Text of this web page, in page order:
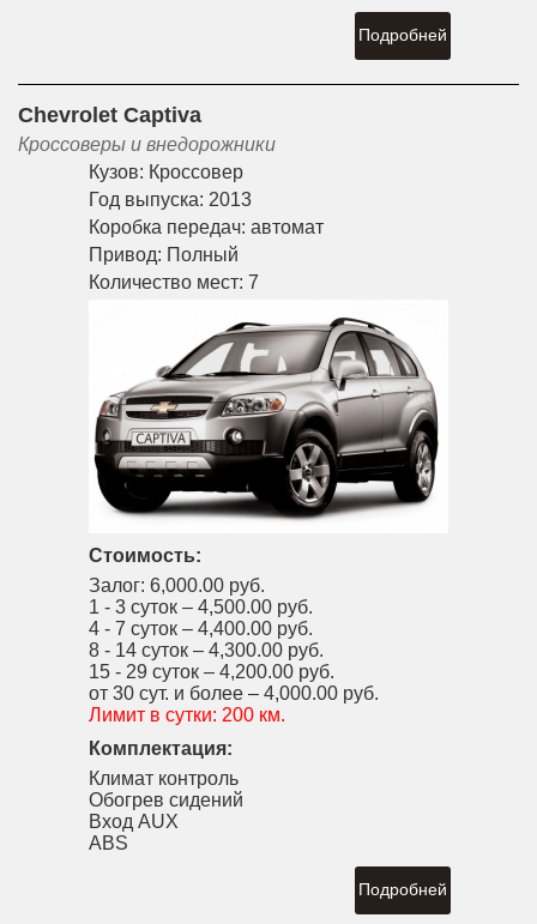
Подробней
Chevrolet Captiva
Кроссоверы и внедорожники
Кузов: Кроссовер
Год выпуска: 2013
Коробка передач: автомат
Привод: Полный
Количество мест: 7
Стоимость:
Залог: 6,000.00 руб.
1 - 3 суток – 4,500.00 руб.
4 - 7 суток – 4,400.00 руб.
8 - 14 суток – 4,300.00 руб.
15 - 29 суток – 4,200.00 руб.
от 30 сут. и более – 4,000.00 руб.
Лимит в сутки: 200 км.
Комплектация:
Климат контроль
Обогрев сидений
Вход AUX
ABS
Подробней